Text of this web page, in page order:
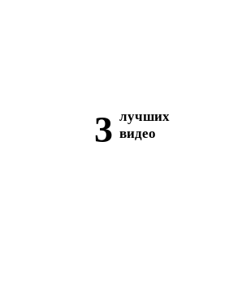
3 лучших
видео